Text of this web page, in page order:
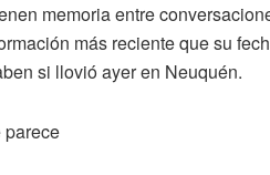
memoria entre
más reciente que su
si llovió ayer en Neuquén.
parece